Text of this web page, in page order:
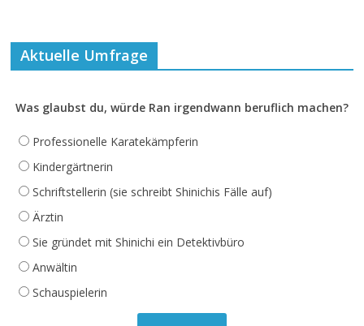
Aktuelle Umfrage
Was glaubst du, würde Ran irgendwann beruflich machen?
Professionelle Karatekämpferin
Kindergärtnerin
Schriftstellerin (sie schreibt Shinichis Fälle auf)
Ärztin
Sie gründet mit Shinichi ein Detektivbüro
Anwältin
Schauspielerin